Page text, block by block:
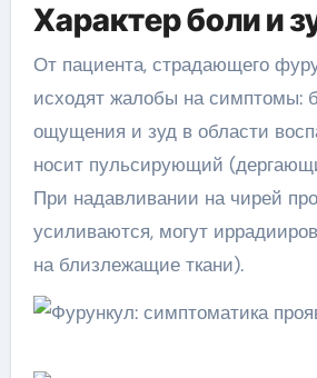
Характер боли и
От пациента, страдающего
исходят жалобы на симптомы:
ощущения и зуд в области
носит пульсирующий
При надавливании на чирей
усиливаются, могут
на близлежащие ткани).